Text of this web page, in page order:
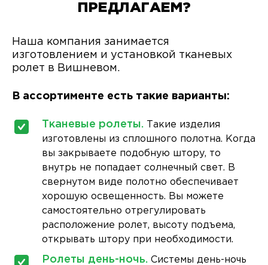
ПРЕДЛАГАЕМ?
Наша компания занимается
изготовлением и установкой тканевых
ролет в Вишневом.
В ассортименте есть такие варианты:
Тканевые ролеты. Такие изделия
изготовлены из сплошного полотна. Когда
вы закрываете подобную штору, то
внутрь не попадает солнечный свет. В
свернутом виде полотно обеспечивает
хорошую освещенность. Вы можете
самостоятельно отрегулировать
расположение ролет, высоту подъема,
открывать штору при необходимости.
Ролеты день-ночь. Системы день-ночь